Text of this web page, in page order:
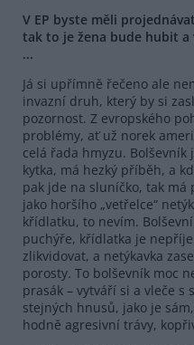
V EP byste měli
tak to je žena bude hubit a
...
Já si upřímně řečeno ale
invazní druh, který by si
pozornost. Z evropského
problémy, ať už norek
celá řada hmyzu.
kytka, má hezký příběh, a
pak jde na sluníčko, tak
jako horšího „vetřelce“
křídlatku, to nevím.
puchýře, křídlatka je
zlikvidovat, a netýkavka
porosty. To bolševník moc
prasák – vytváří si a vleče s
stejných hnusů, jako je
hodně agresivní trávy,